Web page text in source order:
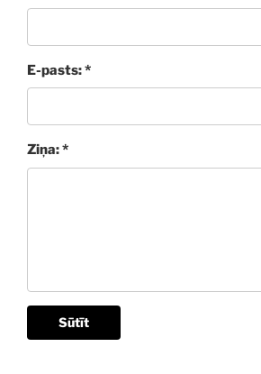
E-pasts: *
Ziņa: *
Sūtīt